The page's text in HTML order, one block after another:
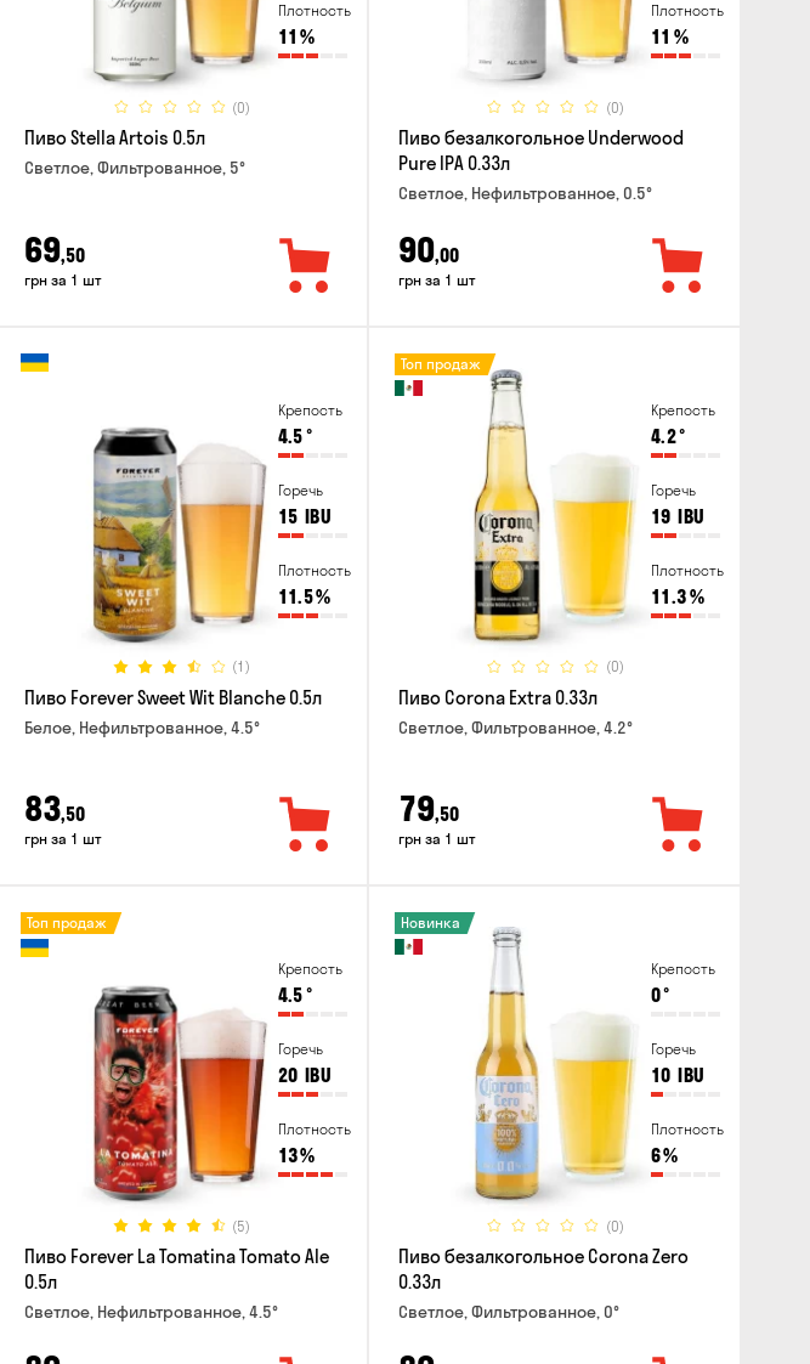
Плотность
11 %
(0)
Пиво Stella Artois 0.5л
Светлое, Фильтрованное, 5°
69,50
грн за 1 шт
Плотность
11 %
(0)
Пиво безалкогольное Underwood
Pure IPA 0.33л
Светлое, Нефильтрованное, 0.5°
90,00
грн за 1 шт
Крепость
4.5°
Горечь
15 IBU
Плотность
11.5%
(1)
Пиво Forever Sweet Wit Blanche 0.5л
Белое, Нефильтрованное, 4.5°
83,50
грн за 1 шт
Крепость
4.2°
Горечь
19 IBU
Плотность
11.3%
(0)
Топ продаж
Пиво Corona Extra 0.33л
Светлое, Фильтрованное, 4.2°
79,50
грн за 1 шт
Крепость
4.5°
Горечь
20 IBU
Плотность
13%
(5)
Топ продаж
Пиво Forever La Tomatina Tomato Ale
0.5л
Светлое, Нефильтрованное, 4.5°
Крепость
0°
Горечь
10 IBU
Плотность
6%
(0)
Новинка
Пиво безалкогольное Corona Zero
0.33л
Светлое, Фильтрованное, 0°